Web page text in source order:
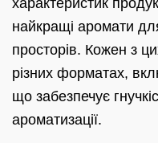
найкращі аромати
просторів. Кожен з
різних форматах,
що забезпечує
ароматизації.